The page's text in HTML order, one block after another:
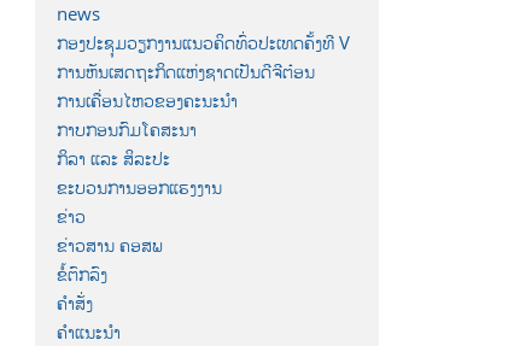
news
ກອງປະຊຸມວຽກງານແນວຄິດທົ່ວປະເທດຄັ້ງທີ V
ການຫັນເສດຖະກິດແຫ່ງຊາດເປັນດີຈີຕ໋ອນ
ການເຄື່ອນໄຫວຂອງຄະນະນຳ
ກາບກອນກົມໂຄສະນາ
ກິລາ ແລະ ສິລະປະ
ຂະບວນການອອກແຮງງານ
ຂ່າວ
ຂ່າວສານ ຄອສພ
ຂໍ້ຕົກລົງ
ຄຳສັ່ງ
ຄຳແນະນຳ